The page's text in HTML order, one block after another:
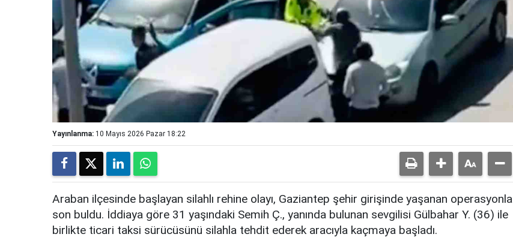
Yayınlanma: 10 Mayıs 2026 Pazar 18:22
Araban ilçesinde başlayan silahlı rehine olayı, Gaziantep şehir girişinde yaşanan operasyonla
son buldu. İddiaya göre 31 yaşındaki Semih Ç., yanında bulunan sevgilisi Gülbahar Y. (36) ile
birlikte ticari taksi sürücüsünü silahla tehdit ederek aracıyla kaçmaya başladı.